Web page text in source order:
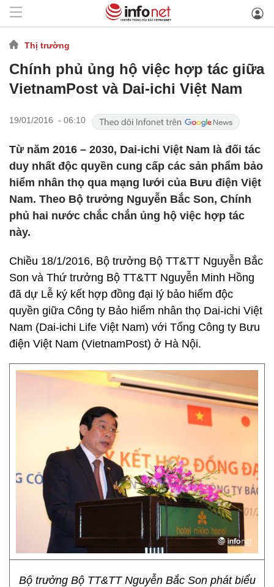
Thị trường
Chính phủ ủng hộ việc hợp tác giữa
VietnamPost và Dai-ichi Việt Nam
19/01/2016 - 06:10
Từ năm 2016 – 2030, Dai-ichi Việt Nam là đối tác
duy nhất độc quyền cung cấp các sản phẩm bảo
hiểm nhân thọ qua mạng lưới của Bưu điện Việt
Nam. Theo Bộ trưởng Nguyễn Bắc Son, Chính
phủ hai nước chắc chắn ủng hộ việc hợp tác
này.
Chiều 18/1/2016, Bộ trưởng Bộ TT&TT Nguyễn Bắc
Son và Thứ trưởng Bộ TT&TT Nguyễn Minh Hồng
đã dự Lễ ký kết hợp đồng đại lý bảo hiểm độc
quyền giữa Công ty Bảo hiểm nhân thọ Dai-ichi Việt
Nam (Dai-ichi Life Việt Nam) với Tổng Công ty Bưu
điện Việt Nam (VietnamPost) ở Hà Nội.
Bộ trưởng Bộ TT&TT Nguyễn Bắc Son phát biểu